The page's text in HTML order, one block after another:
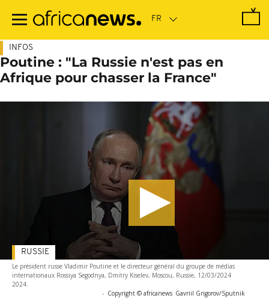
contenu
INFOS
Poutine : "La Russie n'est pas en
Afrique pour chasser la France"
Le président russe Vladimir Poutine et le directeur général du groupe de médias
internationaux Rossiya Segodnya, Dmitry Kiselev, Moscou, Russie, 12/03/2024
2024.
- Copyright © africanews Gavriil Grigorov/Sputnik
RUSSIE